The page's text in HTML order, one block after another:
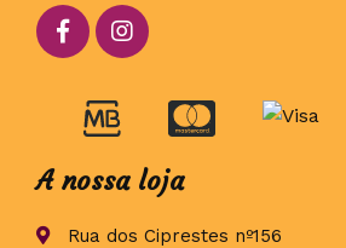
A nossa loja
Rua dos Ciprestes nº156